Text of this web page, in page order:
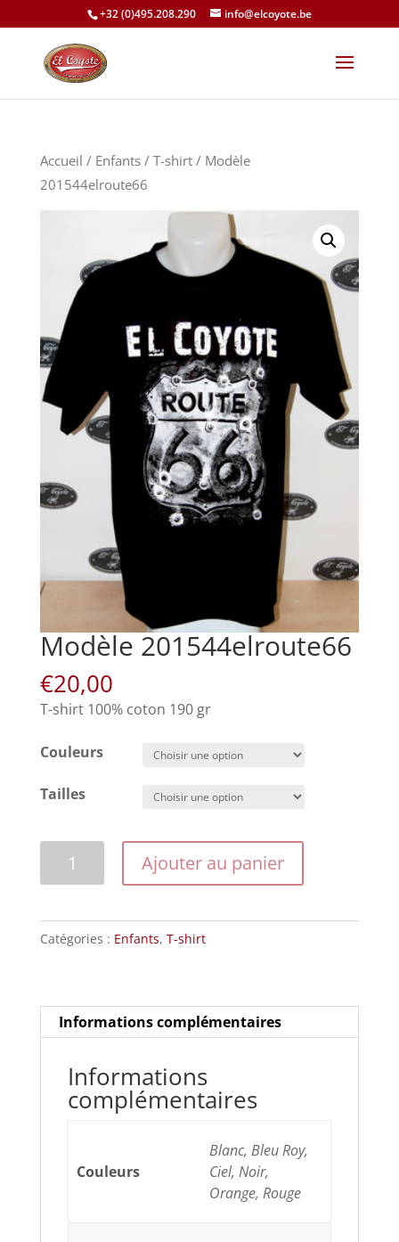
+32 (0)495.208.290 info@elcoyote.be
Accueil / Enfants/ T-shirt/ Modèle
201544elroute66
Modèle 201544elroute66
€20,00
T-shirt 100% coton 190 gr
Couleurs
Tailles
quantité
201544elroute66
Ajouter au panier
Catégories : Enfants, T-shirt
Informations complémentaires
Informations
complémentaires
Couleurs
Blanc, Bleu Roy,
Ciel, Noir,
Orange, Rouge